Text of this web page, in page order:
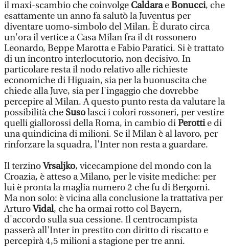
il maxi-scambio che coinvolge CaldaraeBonucci, che
esattamente un anno fa salutò la Juventus per
diventare uomo-simbolo del Milan. È durato circa
un'ora il vertice a Casa Milan fra il dt rossonero
Leonardo, Beppe Marotta e Fabio Paratici. Si è trattato
di un incontro interlocutorio, non decisivo. In
particolare resta il nodo relativo alle richieste
economiche di Higuain, sia per la buonuscita che
chiede alla Juve, sia per l'ingaggio che dovrebbe
percepire al Milan. A questo punto resta da valutare la
possibilità che Susolasci i colori rossoneri, per vestire
quelli giallorossi della Roma, in cambio diPerottie di
una quindicina di milioni. Se il Milan è al lavoro, per
rinforzare la squadra, l'Inter non resta a guardare.
Il terzinoVrsaljko, vicecampione del mondo con la
Croazia, è atteso a Milano, per le visite mediche: per
lui è pronta la maglia numero 2 che fu di Bergomi.
Ma non solo: è vicina alla conclusione la trattativa per
ArturoVidal, che ha ormai rotto col Bayern,
d'accordo sulla sua cessione. Il centrocampista
passerà all'Inter in prestito con diritto di riscatto e
percepirà 4,5 milioni a stagione per tre anni.